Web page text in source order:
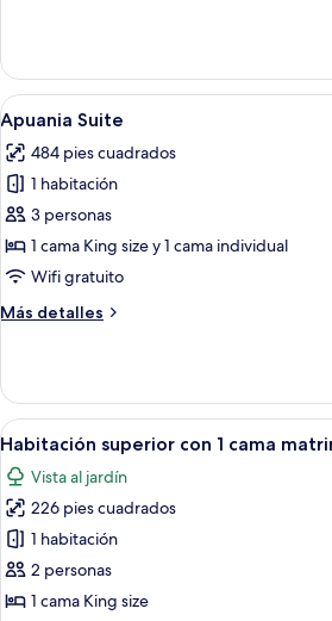
Terraza
Abrir
todas
las
fotos
de
Apuania
Suite
Una
7
Apuania Suite
484 pies cuadrados
1 habitación
3 personas
1 cama King size y 1 cama individual
Wifi gratuito
Más detalles
Más
Suite
Abrir
todas
las
fotos
de
Habitación
superior
1
Habitación superior con 1 cama
Vista al jardín
226 pies cuadrados
1 habitación
2 personas
1 cama King size